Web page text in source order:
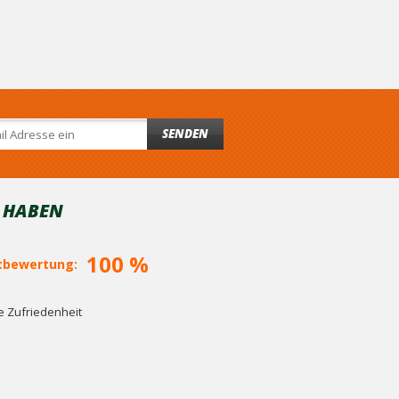
SENDEN
100 %
Zufriedenheit